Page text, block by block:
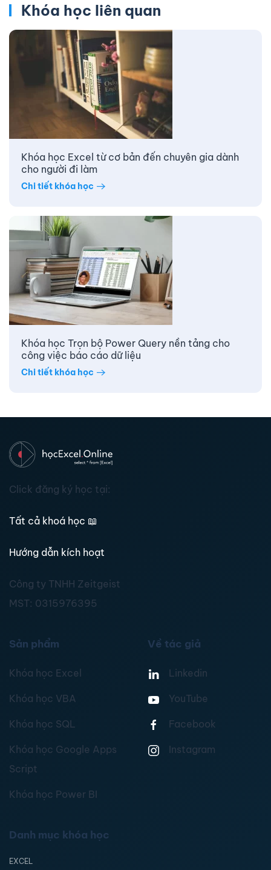
Khóa học liên quan
Khóa học Excel từ cơ bản đến chuyên gia dành
cho người đi làm
Chi tiết khóa học
Khóa học Trọn bộ Power Query nền tảng cho
công việc báo cáo dữ liệu
Chi tiết khóa học
Click đăng ký học tại:
Tất cả khoá học 📖
Hướng dẫn kích hoạt
Công ty TNHH Zeitgeist
MST: 0315976395
Sản phẩm
Khóa học Excel
Khóa học VBA
Khóa học SQL
Khóa học Google Apps
Script
Khóa học Power BI
Về tác giả
Linkedin
YouTube
Facebook
Instagram
Danh mục khóa học
EXCEL